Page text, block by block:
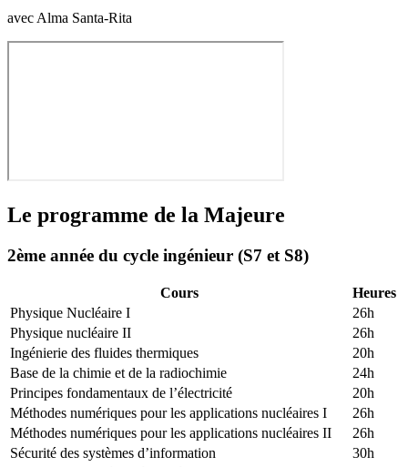
avec Alma Santa-Rita
Le programme de la Majeure
2ème année du cycle ingénieur (S7 et S8)
Cours
Heures
Physique Nucléaire I
26h
Physique nucléaire II
26h
Ingénierie des fluides thermiques
20h
Base de la chimie et de la radiochimie
24h
Principes fondamentaux de l’électricité
20h
Méthodes numériques pour les applications nucléaires I
26h
Méthodes numériques pour les applications nucléaires II
26h
Sécurité des systèmes d’information
30h